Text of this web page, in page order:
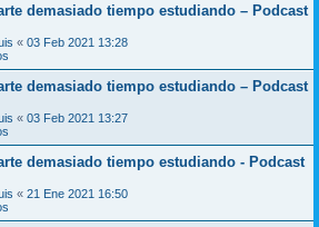
demasiado tiempo estudiando – Podcast
« 03 Feb 2021 13:28
demasiado tiempo estudiando – Podcast
« 03 Feb 2021 13:27
demasiado tiempo estudiando - Podcast
« 21 Ene 2021 16:50